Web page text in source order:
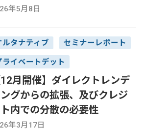
年5月8日
ルタナティブ セミナーレポート
ライベートデット
12月開催】ダイレクトレンデ
グからの拡張、及びクレジ
内での分散の必要性
年3月17日